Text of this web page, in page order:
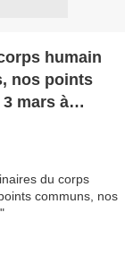
humain
nos points
mars à